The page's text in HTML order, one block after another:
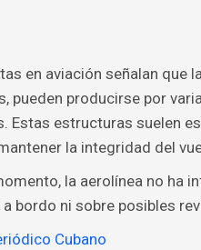
en aviación señalan que
pueden producirse por
Estas estructuras suelen
la integridad del
la aerolínea no ha
bordo ni sobre posibles
Cubano